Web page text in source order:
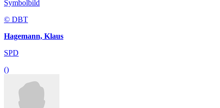
Symbolbild
© DBT
Hagemann, Klaus
SPD
()